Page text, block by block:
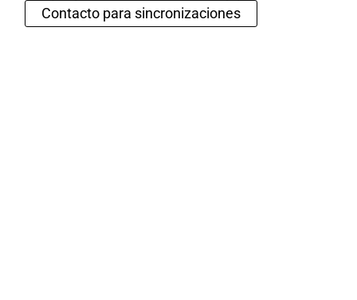
Contacto para sincronizaciones